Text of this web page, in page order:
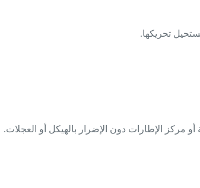
تحريكها.
مركز الإطارات دون الإضرار بالهيكل أو العجلات.